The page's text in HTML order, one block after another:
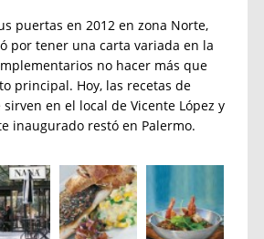
puertas en 2012 en zona Norte,
por tener una carta variada en la
no hacer más que
principal. Hoy, las recetas de
en el local de Vicente López y
inaugurado restó en Palermo.